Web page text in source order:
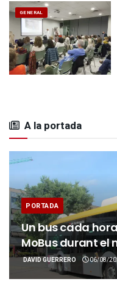
GENERAL
A la portada
PORTADA
Un bus cada
MoBus durant el
DAVID GUERRERO 06/08/